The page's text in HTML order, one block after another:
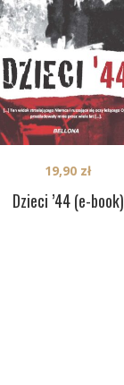
Dzieci ’44 (e-book)
19,90 zł